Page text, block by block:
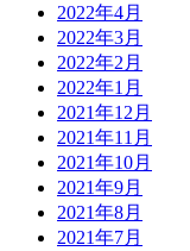
2022年4月
2022年3月
2022年2月
2022年1月
2021年12月
2021年11月
2021年10月
2021年9月
2021年8月
2021年7月